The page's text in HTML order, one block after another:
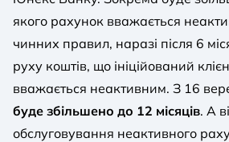
якого рахунок вважається
чинних правил, наразі після 6
руху коштів, що ініційований
вважається неактивним. З 16
буде збільшено до 12 місяців. А
обслуговування неактивного